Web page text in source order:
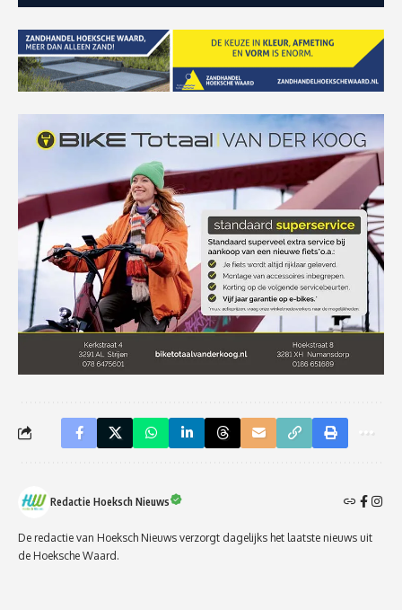
Redactie Hoeksch Nieuws
De redactie van Hoeksch Nieuws verzorgt dagelijks het laatste nieuws uit
de Hoeksche Waard.